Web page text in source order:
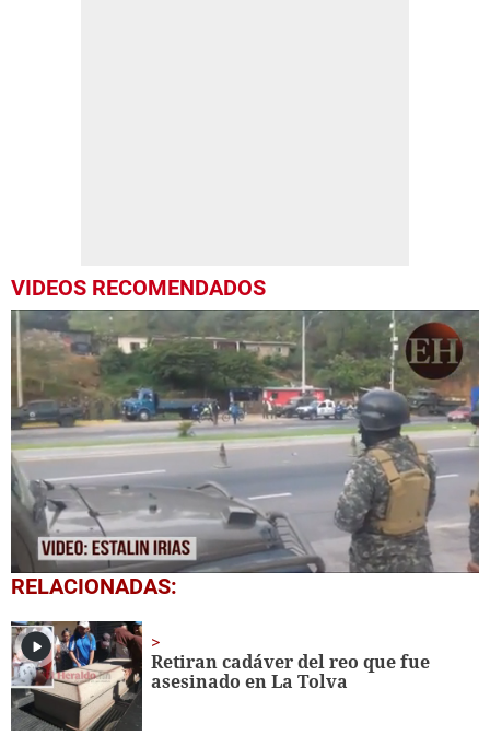
VIDEOS RECOMENDADOS
0
seconds
28
seconds
RELACIONADAS:
Retiran cadáver del reo que fue
asesinado en La Tolva